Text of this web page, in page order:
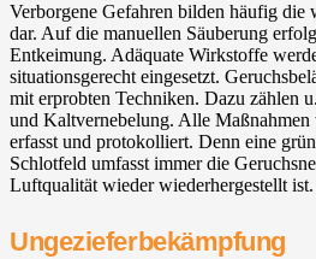
Verborgene Gefahren bilden häufig die
dar. Auf die manuellen Säuberung
Entkeimung. Adäquate Wirkstoffe
situationsgerecht eingesetzt.
mit erprobten Techniken. Dazu zählen
und Kaltvernebelung. Alle Maßnahmen
erfasst und protokolliert. Denn eine
Schlotfeld umfasst immer die
Luftqualität wieder wiederhergestellt ist.
Ungezieferbekämpfung